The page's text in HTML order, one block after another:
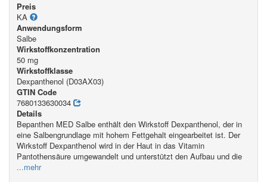
Preis
KA
Anwendungsform
Salbe
Wirkstoffkonzentration
50 mg
Wirkstoffklasse
Dexpanthenol (D03AX03)
GTIN Code
7680133630034
Details
Bepanthen MED Salbe enthält den Wirkstoff Dexpanthenol, der in
eine Salbengrundlage mit hohem Fettgehalt eingearbeitet ist. Der
Wirkstoff Dexpanthenol wird in der Haut in das Vitamin
Pantothensäure umgewandelt und unterstützt den Aufbau und die
...mehr